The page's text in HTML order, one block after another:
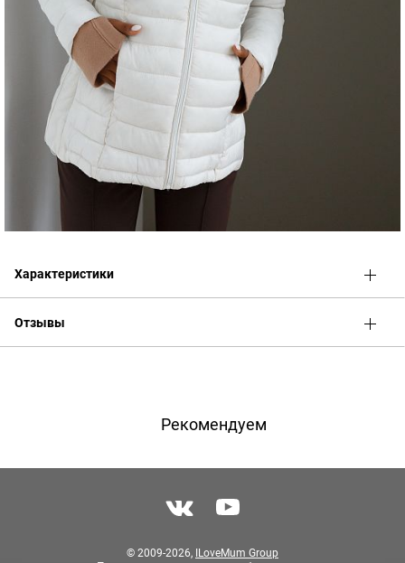
Характеристики
Отзывы
Рекомендуем
© 2009-2026, ILoveMum Group